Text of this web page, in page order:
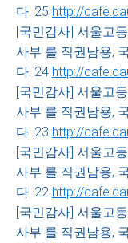
다. 25 http://
[국민감사] 서울고
사부 를 직권남용,
다. 24 http://
[국민감사] 서울고
사부 를 직권남용,
다. 23 http://
[국민감사] 서울고
사부 를 직권남용,
다. 22 http://
[국민감사] 서울고
사부 를 직권남용,